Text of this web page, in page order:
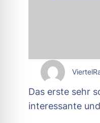
Das erste sehr
interessante